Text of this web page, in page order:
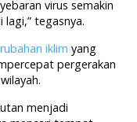
virus semakin
tegasnya.
iklim yang
pergerakan
menjadi